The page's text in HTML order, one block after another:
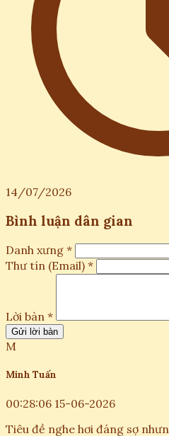
14/07/2026
Bình luận dân gian
Danh xưng *
Thư tín (Email) *
Lời bàn *
Gửi lời bàn
M
Minh Tuấn
00:28:06 15-06-2026
Tiêu đề nghe hơi đáng sợ